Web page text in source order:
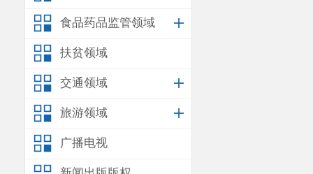
食品药品监管领域
扶贫领域
交通领域
旅游领域
广播电视